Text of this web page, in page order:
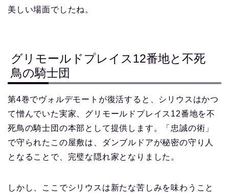
美しい場面でしたね。
グリモールドプレイス12番地と不死
鳥の騎士団
第4巻でヴォルデモートが復活すると、シリウスはかつ
て憎んでいた実家、グリモールドプレイス12番地を不
死鳥の騎士団の本部として提供します。「忠誠の術」
で守られたこの屋敷は、ダンブルドアが秘密の守り人
となることで、完璧な隠れ家となりました。
しかし、ここでシリウスは新たな苦しみを味わうこと